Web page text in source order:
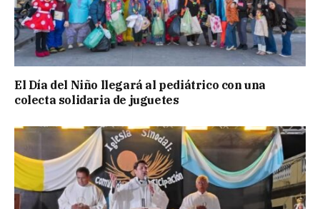
El Día del Niño llegará al pediátrico con una
colecta solidaria de juguetes